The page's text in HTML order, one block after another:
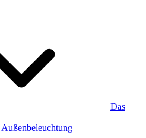
Das
Außenbeleuchtung